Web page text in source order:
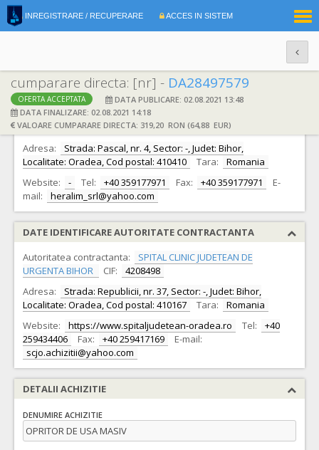
INREGISTRARE / RECUPERARE ACCES IN SISTEM
cumparare directa: [nr] - DA28497579
OFERTA ACCEPTATA
DATA PUBLICARE: 02.08.2021 13:48
DATA FINALIZARE: 02.08.2021 14:18
VALOARE CUMPARARE DIRECTA: 319,20 RON (64,88 EUR)
DATE IDENTIFICARE OFERTANT
Ofertant: S.C. HERALIM S.R.L. CIF: 21719948
Adresa:
Strada: Pascal, nr. 4, Sector: -, Judet: Bihor,
Localitate: Oradea, Cod postal: 410410
Tara:
Romania
Website:
- Tel: +40 359177971 Fax: +40 359177971
E-
mail:
heralim_srl@yahoo.com
DATE IDENTIFICARE AUTORITATE CONTRACTANTA
Autoritatea contractanta:
SPITAL CLINIC JUDETEAN DE
URGENTA BIHOR
CIF:
4208498
Adresa:
Strada: Republicii, nr. 37, Sector: -, Judet: Bihor,
Localitate: Oradea, Cod postal: 410167
Tara:
Romania
Website:
https://www.spitaljudetean-oradea.ro Tel:
+40
259434406
Fax: +40 259417169
E-mail:
scjo.achizitii@yahoo.com
DETALII ACHIZITIE
DENUMIRE ACHIZITIE
OPRITOR DE USA MASIV